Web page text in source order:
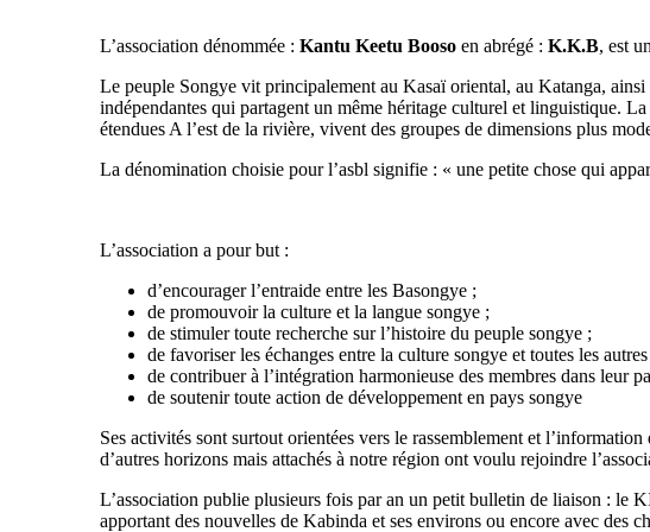
L’association dénommée : Kantu Keetu Boosoen abrégé : K.K.B, est
Le peuple Songye vit principalement au Kasaï oriental, au Katanga,
indépendantes qui partagent un même héritage culturel et linguistique.
étendues A l’est de la rivière, vivent des groupes de dimensions plus
La dénomination choisie pour l’asbl signifie : « une petite chose qui
L’association a pour but :
d’encourager l’entraide entre les Basongye ;
de promouvoir la culture et la langue songye ;
de stimuler toute recherche sur l’histoire du peuple songye ;
de favoriser les échanges entre la culture songye et toutes les
de contribuer à l’intégration harmonieuse des membres dans leur
de soutenir toute action de développement en pays songye
Ses activités sont surtout orientées vers le rassemblement et
d’autres horizons mais attachés à notre région ont voulu rejoindre
L’association publie plusieurs fois par an un petit bulletin de liaison : le
apportant des nouvelles de Kabinda et ses environs ou encore avec des